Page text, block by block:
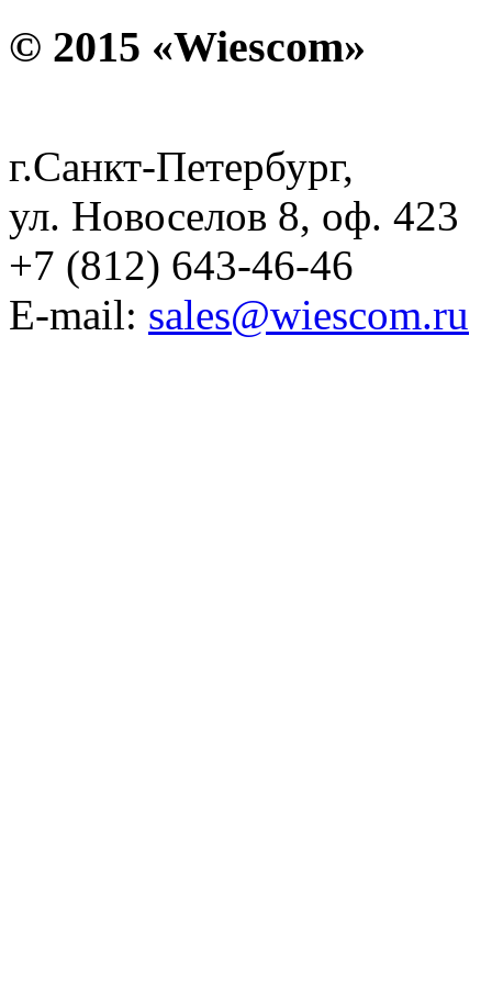
© 2015 «Wiescom»
г.Санкт-Петербург,
ул. Новоселов 8, оф. 423
+7 (812) 643-46-46
E-mail: sales@wiescom.ru